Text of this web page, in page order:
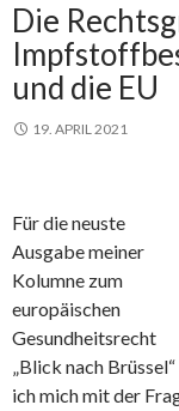
Die
und die EU
19. APRIL 2021
Für die neuste
Ausgabe meiner
Kolumne zum
europäischen
Gesundheitsrecht
„Blick nach Brüssel“
ich mich mit der